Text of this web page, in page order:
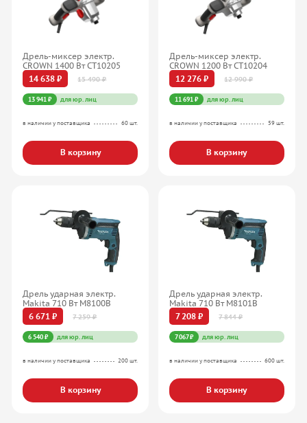
Дрель-миксер электр.
CROWN 1400 Вт CT10205
14 638 ₽
15 490 ₽
13 941 ₽ для юр. лиц
в наличии у поставщика 60 шт.
В корзину
Дрель-миксер электр.
CROWN 1200 Вт CT10204
12 276 ₽
12 990 ₽
11 691 ₽ для юр. лиц
в наличии у поставщика 59 шт.
В корзину
Дрель ударная электр.
Makita 710 Вт M8100B
6 671 ₽
7 259 ₽
6 540 ₽ для юр. лиц
в наличии у поставщика 200 шт.
В корзину
Дрель ударная электр.
Makita 710 Вт M8101B
7 208 ₽
7 844 ₽
7 067 ₽ для юр. лиц
в наличии у поставщика 600 шт.
В корзину